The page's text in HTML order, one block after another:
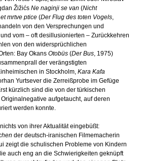
Žižićs Ne naginji se van (Nicht
mrtve ptice (Der Flug des toten Vogels,
von den Versprechungen und
vom – oft desillusionierten – Zurückkehren
von den widersprüchlichen
Bay Okans Otobüs (Der Bus, 1975)
der verängstigten
in Stockholm, Kara Kafa
Yurtsever die Zerreißprobe im Gefüge
kürzlich sind die von der türkischen
aufgetaucht, auf deren
werden konnte.
von ihrer Aktualität eingebüßt:
der deutsch-iranischen Filmemacherin
zeigt die schulischen Probleme von Kindern
auch eng an die Schwierigkeiten geknüpft